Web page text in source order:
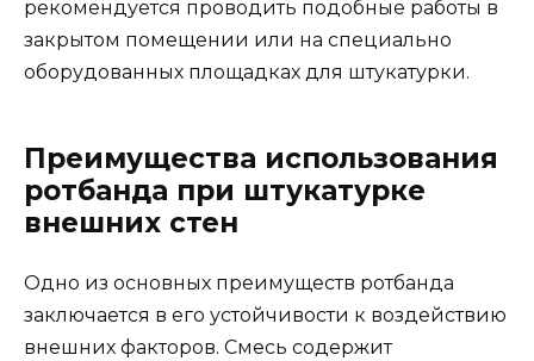
рекомендуется проводить подобные работы в
закрытом помещении или на специально
оборудованных площадках для штукатурки.
Преимущества использования
ротбанда при штукатурке
внешних стен
Одно из основных преимуществ ротбанда
заключается в его устойчивости к воздействию
внешних факторов. Смесь содержит